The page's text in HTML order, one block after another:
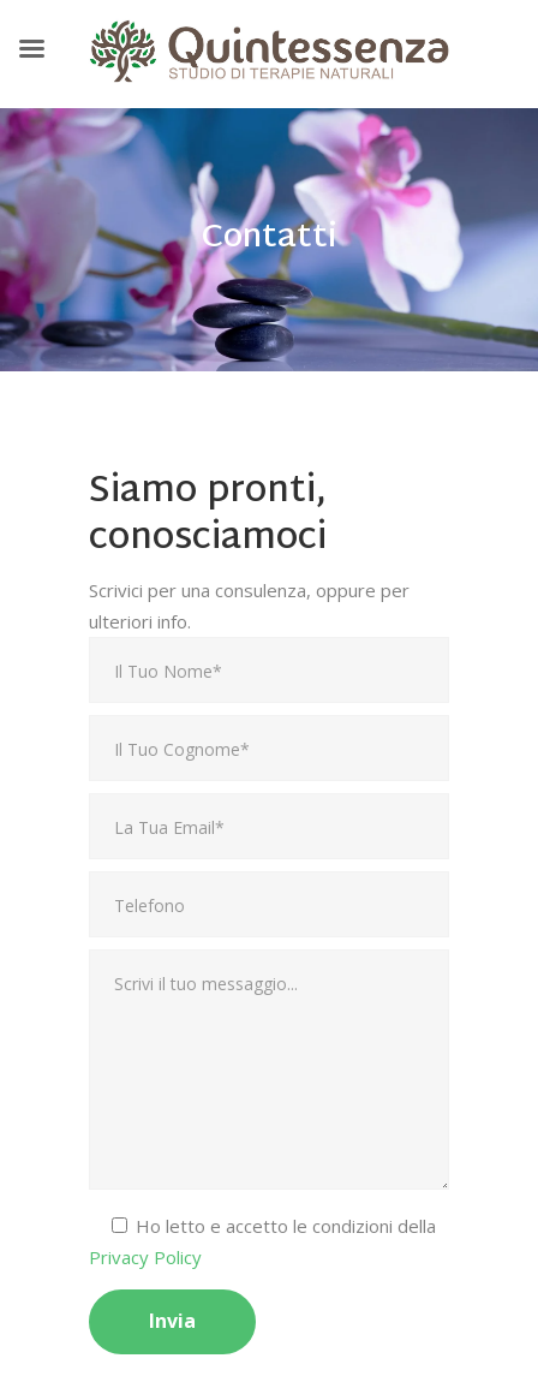
Contatti
Siamo pronti,
conosciamoci
Scrivici per una consulenza, oppure per
ulteriori info.
Ho letto e accetto le condizioni della
Privacy Policy